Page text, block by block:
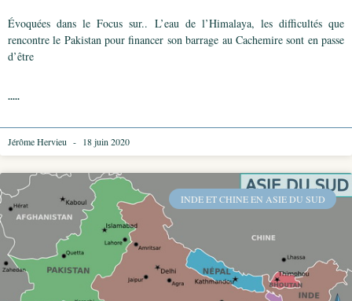
Évoquées dans le Focus sur.. L’eau de l’Himalaya, les difficultés que
rencontre le Pakistan pour financer son barrage au Cachemire sont en passe
d’être
.....
Jérôme Hervieu 18 juin 2020
INDE ET CHINE EN ASIE DU SUD